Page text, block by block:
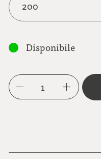
200
Disponibile
1